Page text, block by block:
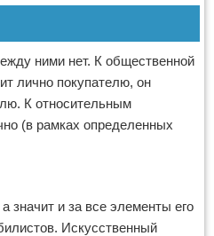
ними нет. К общественной
лично покупателю, он
К относительным
(в рамках определенных
значит и за все элементы его
Искусственный